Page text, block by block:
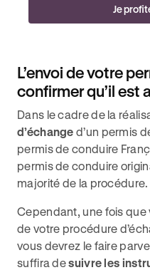
Je
L’envoi de votre
confirmer qu’il est
Dans le cadre de la
d’échange d’un permis
permis de conduire
permis de conduire
majorité de la procédure.
Cependant, une fois
de votre procédure
vous devrez le faire
suffira desuivre les